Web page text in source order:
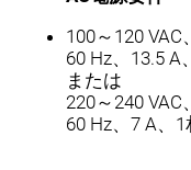
100～120 VAC
60 Hz、13.5 A
または
220～240 VAC
60 Hz、7 A、1